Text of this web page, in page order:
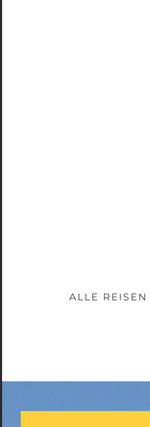
ALLE